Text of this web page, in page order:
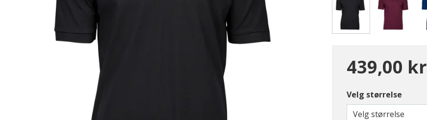
439,00 kr
Velg størrelse
Velg størrelse